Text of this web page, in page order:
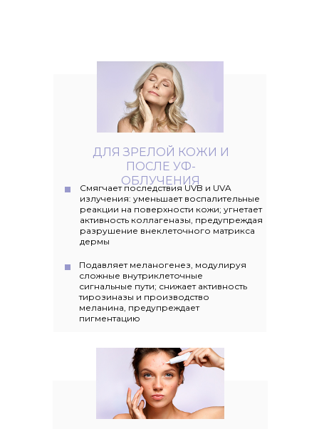
Подавляет меланогенез, модулируя
сложные внутриклеточные
сигнальные пути; снижает активность
тирозиназы и производство
меланина, предупреждает
пигментацию
Смягчает последствия UVB и UVA
излучения: уменьшает воспалительные
реакции на поверхности кожи; угнетает
активность коллагеназы, предупреждая
разрушение внеклеточного матрикса
дермы
ДЛЯ ЗРЕЛОЙ КОЖИ И
ПОСЛЕ УФ-
ОБЛУЧЕНИЯ